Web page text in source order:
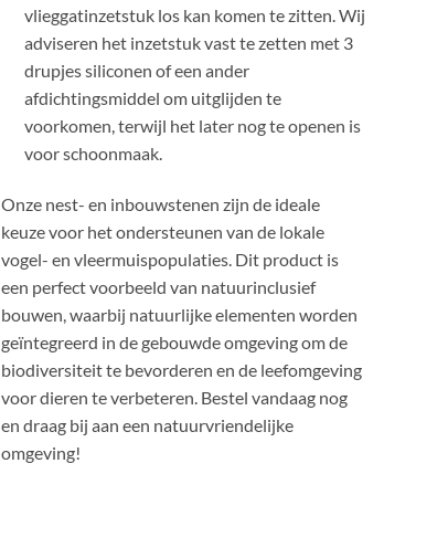
vlieggatinzetstuk los kan komen te zitten. Wij
adviseren het inzetstuk vast te zetten met 3
drupjes siliconen of een ander
afdichtingsmiddel om uitglijden te
voorkomen, terwijl het later nog te openen is
voor schoonmaak.
Onze nest- en inbouwstenen zijn de ideale
keuze voor het ondersteunen van de lokale
vogel- en vleermuispopulaties. Dit product is
een perfect voorbeeld van natuurinclusief
bouwen, waarbij natuurlijke elementen worden
geïntegreerd in de gebouwde omgeving om de
biodiversiteit te bevorderen en de leefomgeving
voor dieren te verbeteren. Bestel vandaag nog
en draag bij aan een natuurvriendelijke
omgeving!